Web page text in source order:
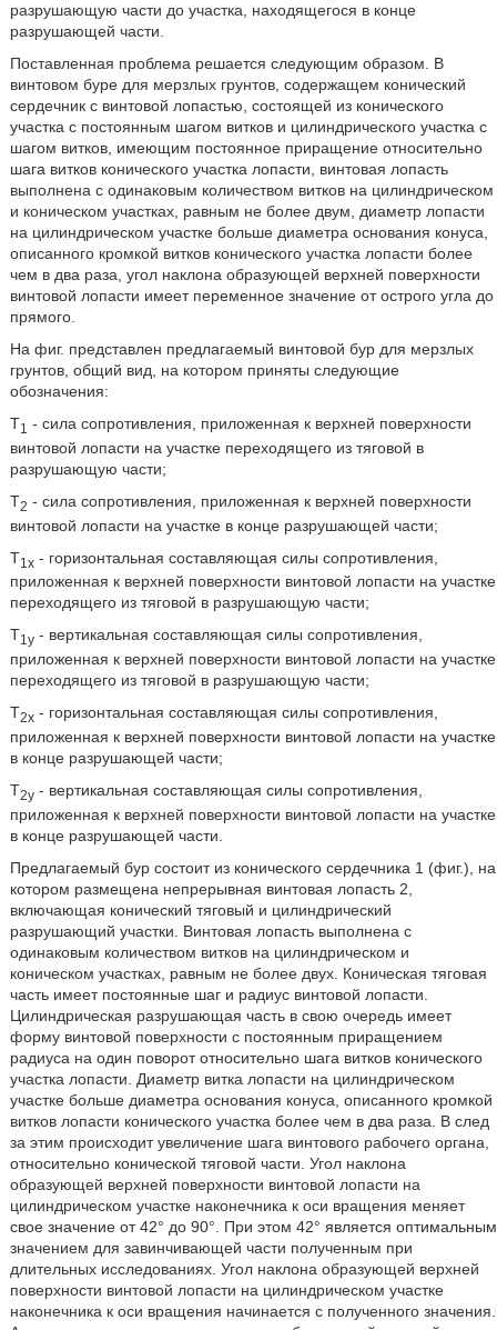
разрушающую части до участка, находящегося в конце
разрушающей части.
Поставленная проблема решается следующим образом. В
винтовом буре для мерзлых грунтов, содержащем конический
сердечник с винтовой лопастью, состоящей из конического
участка с постоянным шагом витков и цилиндрического участка с
шагом витков, имеющим постоянное приращение относительно
шага витков конического участка лопасти, винтовая лопасть
выполнена с одинаковым количеством витков на цилиндрическом
и коническом участках, равным не более двум, диаметр лопасти
на цилиндрическом участке больше диаметра основания конуса,
описанного кромкой витков конического участка лопасти более
чем в два раза, угол наклона образующей верхней поверхности
винтовой лопасти имеет переменное значение от острого угла до
прямого.
На фиг. представлен предлагаемый винтовой бур для мерзлых
грунтов, общий вид, на котором приняты следующие
обозначения:
Т1 - сила сопротивления, приложенная к верхней поверхности
винтовой лопасти на участке переходящего из тяговой в
разрушающую части;
Т2 - сила сопротивления, приложенная к верхней поверхности
винтовой лопасти на участке в конце разрушающей части;
Т1х- горизонтальная составляющая силы сопротивления,
приложенная к верхней поверхности винтовой лопасти на участке
переходящего из тяговой в разрушающую части;
Т1у- вертикальная составляющая силы сопротивления,
приложенная к верхней поверхности винтовой лопасти на участке
переходящего из тяговой в разрушающую части;
T2x- горизонтальная составляющая силы сопротивления,
приложенная к верхней поверхности винтовой лопасти на участке
в конце разрушающей части;
Т2у- вертикальная составляющая силы сопротивления,
приложенная к верхней поверхности винтовой лопасти на участке
в конце разрушающей части.
Предлагаемый бур состоит из конического сердечника 1 (фиг.), на
котором размещена непрерывная винтовая лопасть 2,
включающая конический тяговый и цилиндрический
разрушающий участки. Винтовая лопасть выполнена с
одинаковым количеством витков на цилиндрическом и
коническом участках, равным не более двух. Коническая тяговая
часть имеет постоянные шаг и радиус винтовой лопасти.
Цилиндрическая разрушающая часть в свою очередь имеет
форму винтовой поверхности с постоянным приращением
радиуса на один поворот относительно шага витков конического
участка лопасти. Диаметр витка лопасти на цилиндрическом
участке больше диаметра основания конуса, описанного кромкой
витков лопасти конического участка более чем в два раза. В след
за этим происходит увеличение шага винтового рабочего органа,
относительно конической тяговой части. Угол наклона
образующей верхней поверхности винтовой лопасти на
цилиндрическом участке наконечника к оси вращения меняет
свое значение от 42° до 90°. При этом 42° является оптимальным
значением для завинчивающей части полученным при
длительных исследованиях. Угол наклона образующей верхней
поверхности винтовой лопасти на цилиндрическом участке
наконечника к оси вращения начинается с полученного значения.